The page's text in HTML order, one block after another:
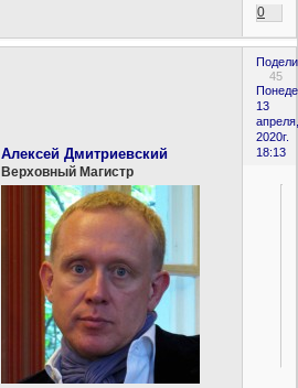
0
45
13
апреля,
2020г.
18:13
Алексей Дмитриевский
Верховный Магистр